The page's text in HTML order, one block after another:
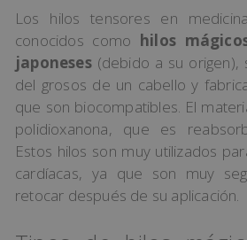
Los hilos tensores en
conocidos como hilos
japoneses(debido a su origen),
del grosos de un cabello y
que son biocompatibles. El
polidioxanona, que es
Estos hilos son muy utilizados
cardíacas, ya que son muy
retocar después de su aplicación.